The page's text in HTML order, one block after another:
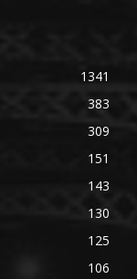
1341
383
309
151
143
130
125
106